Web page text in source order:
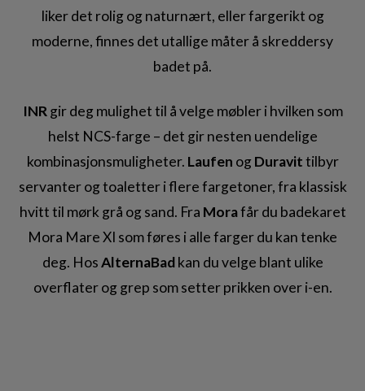
liker det rolig og naturnært, eller fargerikt og
moderne, finnes det utallige måter å skreddersy
badet på.
INR gir deg mulighet til å velge møbler i hvilken som
helst NCS-farge – det gir nesten uendelige
kombinasjonsmuligheter. Laufen ogDuravittilbyr
servanter og toaletter i flere fargetoner, fra klassisk
hvitt til mørk grå og sand. Fra Morafår du badekaret
Mora Mare XI som føres i alle farger du kan tenke
deg. HosAlternaBadkan du velge blant ulike
overflater og grep som setter prikken over i-en.